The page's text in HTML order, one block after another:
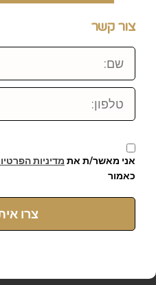
צור קשר
שם:
טלפון:
אני מאשר/ת את מדיניות
כאמור
צרו